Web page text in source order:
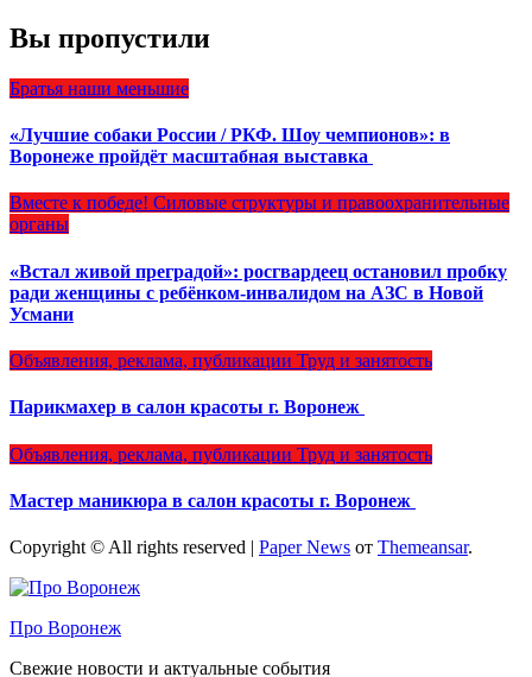
Вы пропустили
Братья наши меньшие
«Лучшие собаки России / РКФ. Шоу чемпионов»: в
Воронеже пройдёт масштабная выставка
Вместе к победе! Силовые структуры и правоохранительные
органы
«Встал живой преградой»: росгвардеец остановил пробку
ради женщины с ребёнком-инвалидом на АЗС в Новой
Усмани
Объявления, реклама, публикации Труд и занятость
Парикмахер в салон красоты г. Воронеж
Объявления, реклама, публикации Труд и занятость
Мастер маникюра в салон красоты г. Воронеж
Copyright © All rights reserved | Paper News от Themeansar.
Про Воронеж
Свежие новости и актуальные события